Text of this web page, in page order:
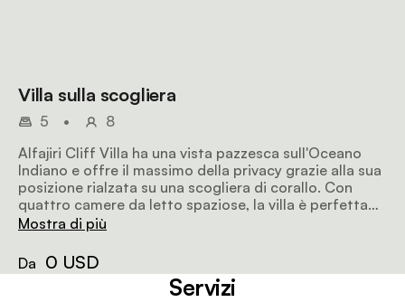
Villa sulla scogliera
5 •
8
Alfajiri Cliff Villa ha una vista pazzesca sull'Oceano
Indiano e offre il massimo della privacy grazie alla sua
posizione rialzata su una scogliera di corallo. Con
quattro camere da letto spaziose, la villa è perfetta
per coppie in luna di miele o famiglie fino a nove
lussuosa Turret Suite, considerata una delle camere
da letto più romantiche al mondo, e una piscina a
sfioro che si fonde perfettamente con l'oceano.
Mostra di più
Da 0 USD
Servizi